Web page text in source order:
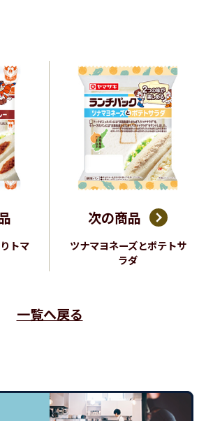
トマ
一覧へ戻る
次の商品
ツナマヨネーズとポテトサ
ラダ